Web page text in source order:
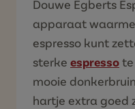
Douwe Egberts
apparaat
espresso kunt
sterke espressote
mooie
hartje extra goed